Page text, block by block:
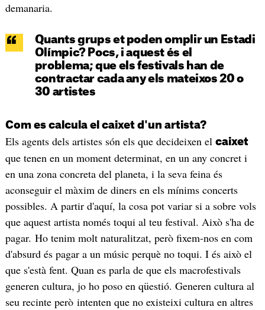
demanaria.
Quants grups et poden omplir un Estadi
Olímpic? Pocs, i aquest és el
problema; que els festivals han de
contractar cada any els mateixos 20 o
30 artistes
Com es calcula el caixet d'un artista?
Els agents dels artistes són els que decideixen el caixet
que tenen en un moment determinat, en un any concret i
en una zona concreta del planeta, i la seva feina és
aconseguir el màxim de diners en els mínims concerts
possibles. A partir d'aquí, la cosa pot variar si a sobre vols
que aquest artista només toqui al teu festival. Això s'ha de
pagar. Ho tenim molt naturalitzat, però fixem-nos en com
d'absurd és pagar a un músic perquè no toqui. I és això el
que s'està fent. Quan es parla de que els macrofestivals
generen cultura, jo ho poso en qüestió. Generen cultura al
seu recinte però intenten que no existeixi cultura en altres